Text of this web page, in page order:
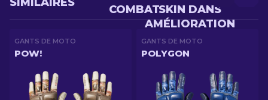
SKIN DANS
AMÉLIORATION
COMBAT
GANTS DE MOTO
POW!
GANTS DE MOTO
POLYGON